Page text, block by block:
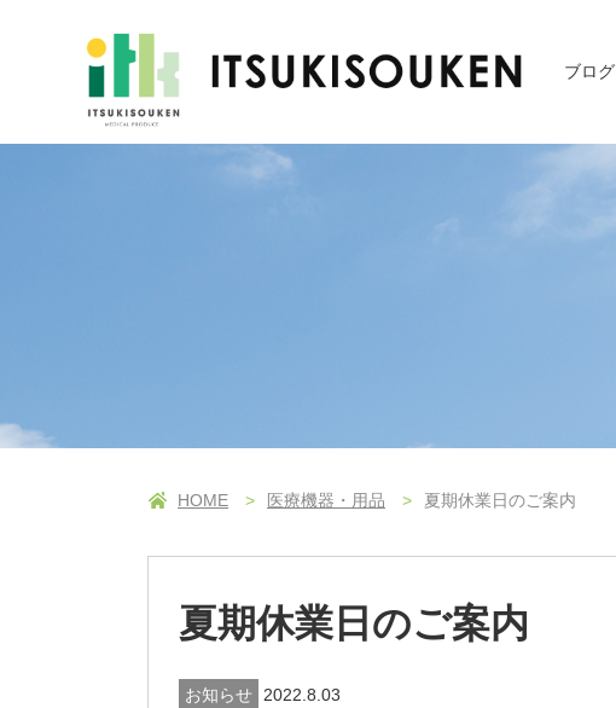
ブログ
HOME 医療機器・用品 夏期休業日のご案内
夏期休業日のご案内
お知らせ 2022.8.03